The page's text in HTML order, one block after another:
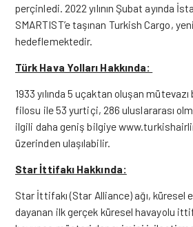
perçinledi. 2022 yılının Şubat ayında
SMARTIST’e taşınan Turkish Cargo,
hedeflemektedir.
Türk Hava Yolları Hakkında:
1933 yılında 5 uçaktan oluşan
filosu ile 53 yurtiçi, 286 uluslararası
ilgili daha geniş bilgiye
üzerinden ulaşılabilir.
Star İttifakı Hakkında:
Star İttifakı (Star Alliance) ağı,
dayanan ilk gerçek küresel havayolu